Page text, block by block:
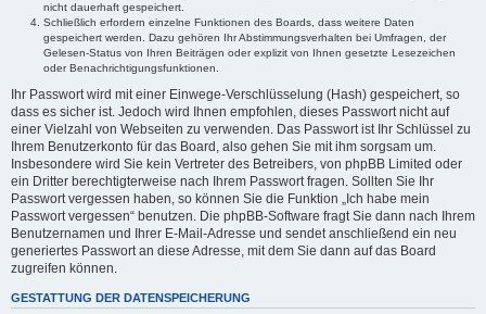
nicht dauerhaft gespeichert.
Schließlich erfordern einzelne Funktionen des Boards, dass weitere Daten
gespeichert werden. Dazu gehören Ihr Abstimmungsverhalten bei Umfragen, der
Gelesen-Status von Ihren Beiträgen oder explizit von Ihnen gesetzte Lesezeichen
oder Benachrichtigungsfunktionen.
Ihr Passwort wird mit einer Einwege-Verschlüsselung (Hash) gespeichert, so
dass es sicher ist. Jedoch wird Ihnen empfohlen, dieses Passwort nicht auf
einer Vielzahl von Webseiten zu verwenden. Das Passwort ist Ihr Schlüssel zu
Ihrem Benutzerkonto für das Board, also gehen Sie mit ihm sorgsam um.
Insbesondere wird Sie kein Vertreter des Betreibers, von phpBB Limited oder
ein Dritter berechtigterweise nach Ihrem Passwort fragen. Sollten Sie Ihr
Passwort vergessen haben, so können Sie die Funktion „Ich habe mein
Passwort vergessen“ benutzen. Die phpBB-Software fragt Sie dann nach Ihrem
Benutzernamen und Ihrer E-Mail-Adresse und sendet anschließend ein neu
generiertes Passwort an diese Adresse, mit dem Sie dann auf das Board
zugreifen können.
GESTATTUNG DER DATENSPEICHERUNG